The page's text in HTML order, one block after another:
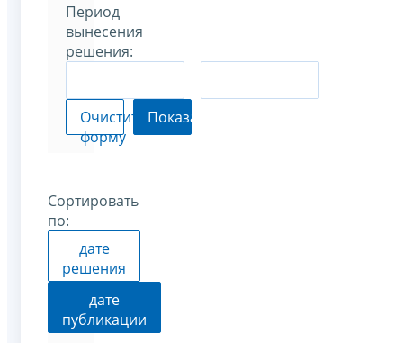
Период
вынесения
решения:
Очистить
форму
Показать
Сортировать
по:
дате
решения
дате
публикации